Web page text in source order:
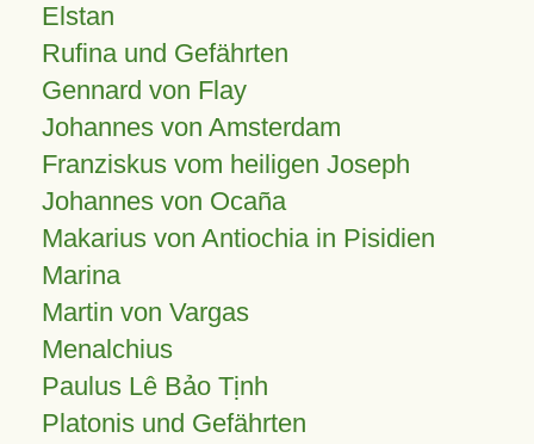
Elstan
Rufina und Gefährten
Gennard von Flay
Johannes von Amsterdam
Franziskus vom heiligen Joseph
Johannes von Ocaña
Makarius von Antiochia in Pisidien
Marina
Martin von Vargas
Menalchius
Paulus Lê Bảo Tịnh
Platonis und Gefährten